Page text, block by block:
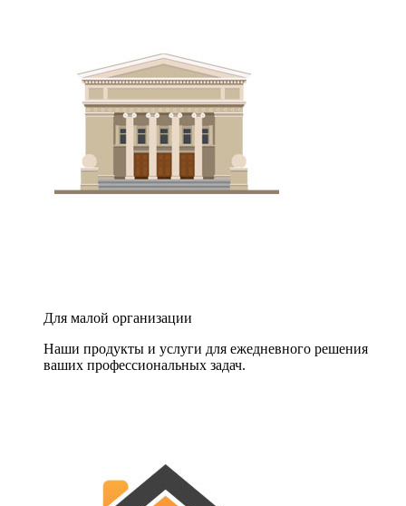
Для малой организации
Наши продукты и услуги для ежедневного решения
ваших профессиональных задач.